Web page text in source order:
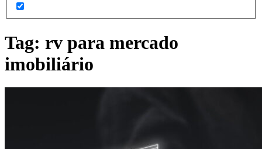
Tag: rv para mercado
imobiliário